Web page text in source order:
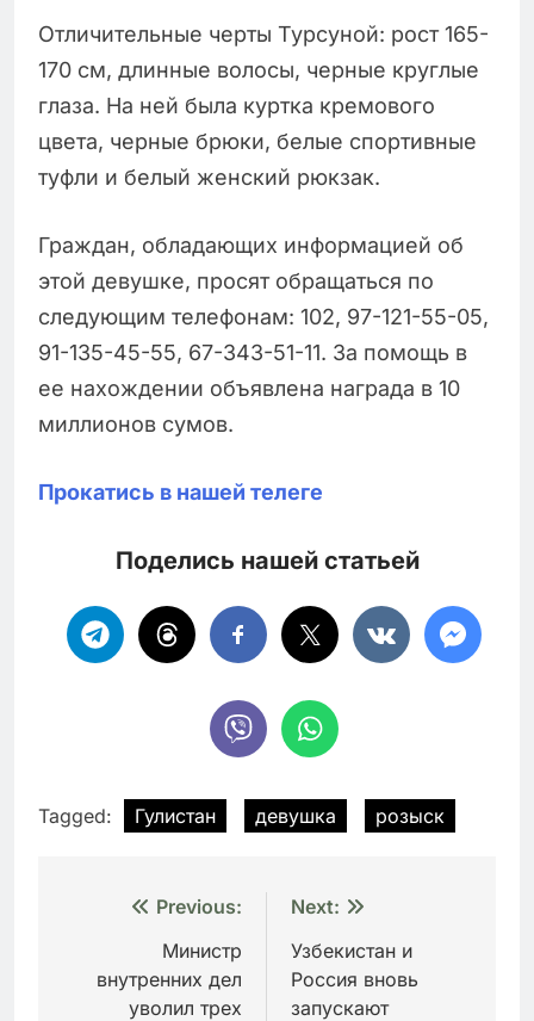
Отличительные черты Турсуной: рост 165-
170 см, длинные волосы, черные круглые
глаза. На ней была куртка кремового
цвета, черные брюки, белые спортивные
туфли и белый женский рюкзак.
Граждан, обладающих информацией об
этой девушке, просят обращаться по
следующим телефонам: 102, 97-121-55-05,
91-135-45-55, 67-343-51-11. За помощь в
ее нахождении объявлена награда в 10
миллионов сумов.
Прокатись в нашей телеге
Поделись нашей статьей
Tagged: Гулистан девушка розыск
Навигация
записям
Previous:
Министр
внутренних дел
уволил трех
Next:
Узбекистан и
Россия вновь
запускают